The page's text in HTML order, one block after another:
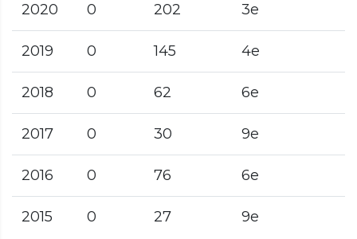
2020 0 202 3e
2019 0 145 4e
2018 0 62 6e
2017 0 30 9e
2016 0 76 6e
2015 0 27 9e